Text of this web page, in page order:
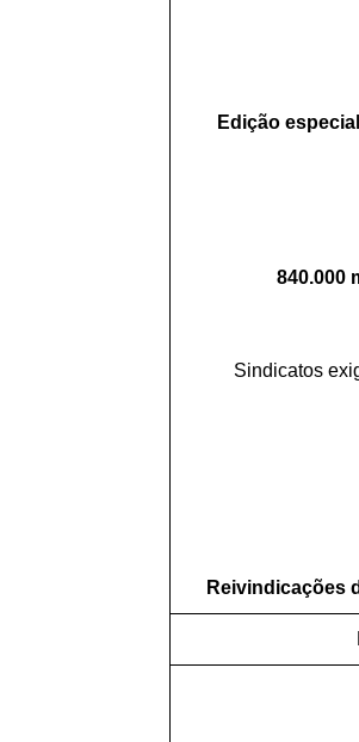
Edição
840.000
Sindicatos
Reivindicações